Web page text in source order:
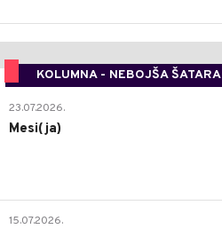
KOLUMNA - NEBOJŠA ŠATARA
23.07.2026.
Mesi(ja)
15.07.2026.